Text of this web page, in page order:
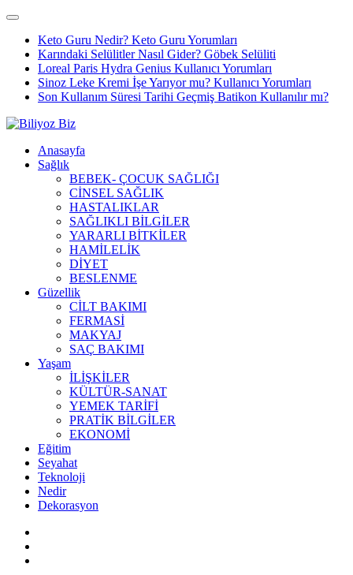
Keto Guru Nedir? Keto Guru Yorumları
Karındaki Selülitler Nasıl Gider? Göbek Selüliti
Loreal Paris Hydra Genius Kullanıcı Yorumları
Sinoz Leke Kremi İşe Yarıyor mu? Kullanıcı Yorumları
Son Kullanım Süresi Tarihi Geçmiş Batikon Kullanılır mı?
Anasayfa
Sağlık
BEBEK- ÇOCUK SAĞLIĞI
CİNSEL SAĞLIK
HASTALIKLAR
SAĞLIKLI BİLGİLER
YARARLI BİTKİLER
HAMİLELİK
DİYET
BESLENME
Güzellik
CİLT BAKIMI
FERMASİ
MAKYAJ
SAÇ BAKIMI
Yaşam
İLİŞKİLER
KÜLTÜR-SANAT
YEMEK TARİFİ
PRATİK BİLGİLER
EKONOMİ
Eğitim
Seyahat
Teknoloji
Nedir
Dekorasyon